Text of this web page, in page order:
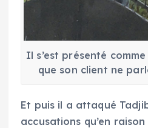
Il s’est présenté
que son client ne
Et puis il a attaqué
accusations qu’en